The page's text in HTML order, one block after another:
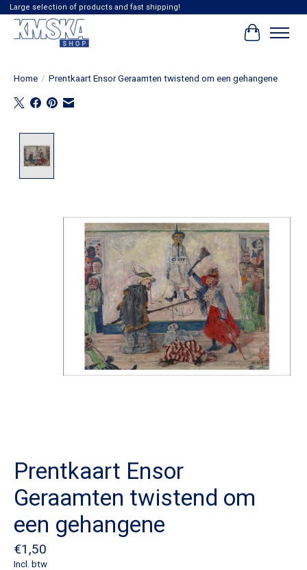
Large selection of products and fast shipping!
Home / Prentkaart Ensor Geraamten twistend om een gehangene
Prentkaart Ensor
Geraamten twistend om
een gehangene
€1,50
Incl. btw